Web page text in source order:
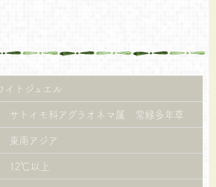
イトジュエル
サトイモ科アグラオネマ属 常緑多年草
東南アジア
12℃以上